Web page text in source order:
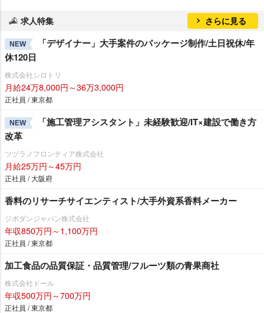
求人特集 さらに見る
NEW
「デザイナー」大手案件のパッケージ制作/土日祝休/年
休120日
株式会社シロトリ
月給24万8,000円～36万3,000円
正社員 / 東京都
NEW
「施工管理アシスタント」未経験歓迎/IT×建設で働き方
改革
ツヅラノフロンティア株式会社
月給25万円～45万円
正社員 / 大阪府
香料のリサーチサイエンティスト/大手外資系香料メーカー
ジボダンジャパン株式会社
年収850万円～1,100万円
正社員 / 東京都
加工食品の品質保証・品質管理/フルーツ類の青果商社
株式会社ドール
年収500万円～700万円
正社員 / 東京都